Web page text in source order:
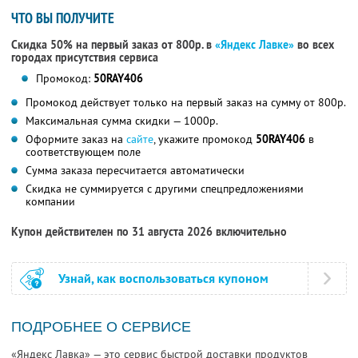
ЧТО ВЫ ПОЛУЧИТЕ
Скидка 50% на первый заказ от 800р. в «Яндекс Лавке» во всех
городах присутствия сервиса
Промокод: 50RAY406
Промокод действует только на первый заказ на сумму от 800р.
Максимальная сумма скидки — 1000р.
Оформите заказ на сайте, укажите промокод 50RAY406 в
соответствующем поле
Сумма заказа пересчитается автоматически
Скидка не суммируется с другими спецпредложениями
компании
Купон действителен по 31 августа 2026 включительно
Узнай, как воспользоваться купоном
ПОДРОБНЕЕ О СЕРВИСЕ
«Яндекс Лавка» — это сервис быстрой доставки продуктов